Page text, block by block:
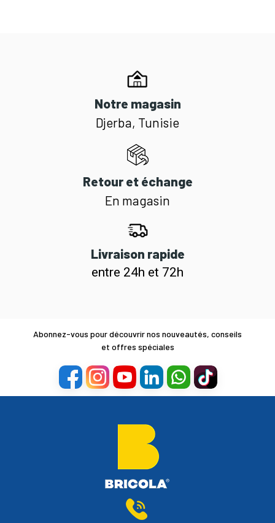
Notre magasin
Djerba, Tunisie
Retour et échange
En magasin
Livraison rapide
entre 24h et 72h
Abonnez-vous pour découvrir nos nouveautés, conseils
et offres spéciales